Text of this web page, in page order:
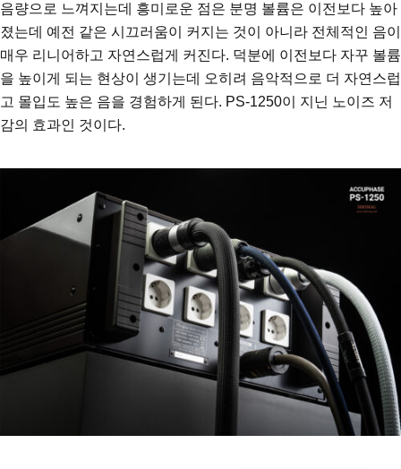
음량으로 느껴지는데 흥미로운 점은 분명 볼륨은 이전보다 높아
졌는데 예전 같은 시끄러움이 커지는 것이 아니라 전체적인 음이
매우 리니어하고 자연스럽게 커진다. 덕분에 이전보다 자꾸 볼륨
을 높이게 되는 현상이 생기는데 오히려 음악적으로 더 자연스럽
고 몰입도 높은 음을 경험하게 된다. PS-1250이 지닌 노이즈 저
감의 효과인 것이다.